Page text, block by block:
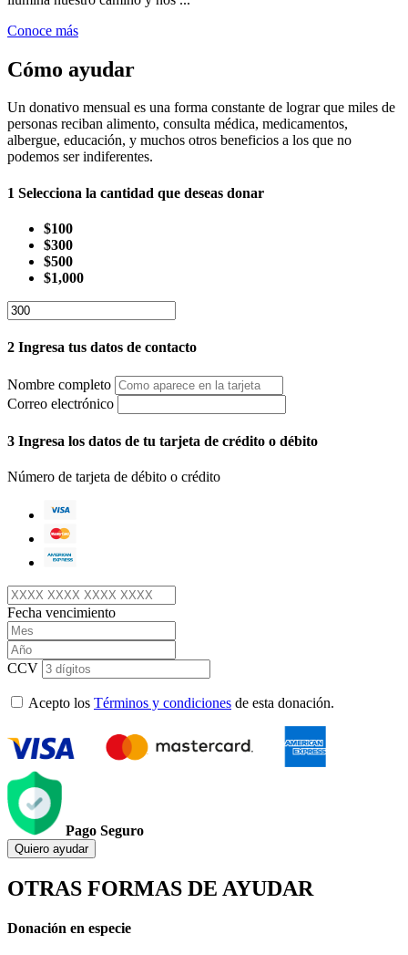
Conoce más
Cómo ayudar
Un donativo mensual es una forma constante de lograr que miles de
personas reciban alimento, consulta médica, medicamentos,
albergue, educación, y muchos otros beneficios a los que no
podemos ser indiferentes.
1 Selecciona la cantidad que deseas donar
$100
$300
$500
$1,000
2 Ingresa tus datos de contacto
Nombre completo
Correo electrónico
3 Ingresa los datos de tu tarjeta de crédito o débito
Número de tarjeta de débito o crédito
Fecha vencimiento
CCV
Acepto los Términos y condiciones de esta donación.
Pago Seguro
Quiero ayudar
OTRAS FORMAS DE AYUDAR
Donación en especie